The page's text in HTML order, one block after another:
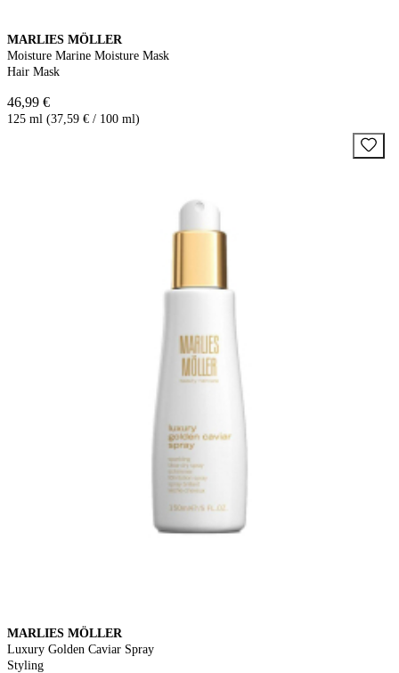
MARLIES MÖLLER
Moisture Marine Moisture Mask
Hair Mask
46,99 €
125 ml (37,59 € / 100 ml)
MARLIES MÖLLER
Luxury Golden Caviar Spray
Styling